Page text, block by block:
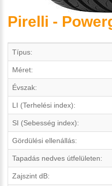
Pirelli -
Típus:
Méret:
Évszak:
LI (Terhelési index):
SI (Sebesség index):
Gördülési ellenállás:
Tapadás nedves útfelületen:
Zajszint dB: